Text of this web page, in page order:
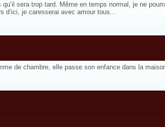
sera trop tard. Même en temps normal, je ne
d’ici, je caresserai avec amour tous...
de chambre, elle passe son enfance dans la